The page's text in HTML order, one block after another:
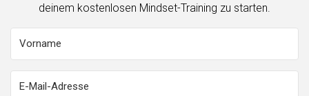
deinem kostenlosen Mindset-Training zu starten.